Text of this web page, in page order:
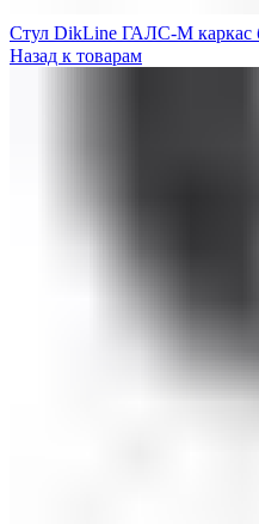
Стул DikLine ГАЛС-М каркас
Назад к товарам